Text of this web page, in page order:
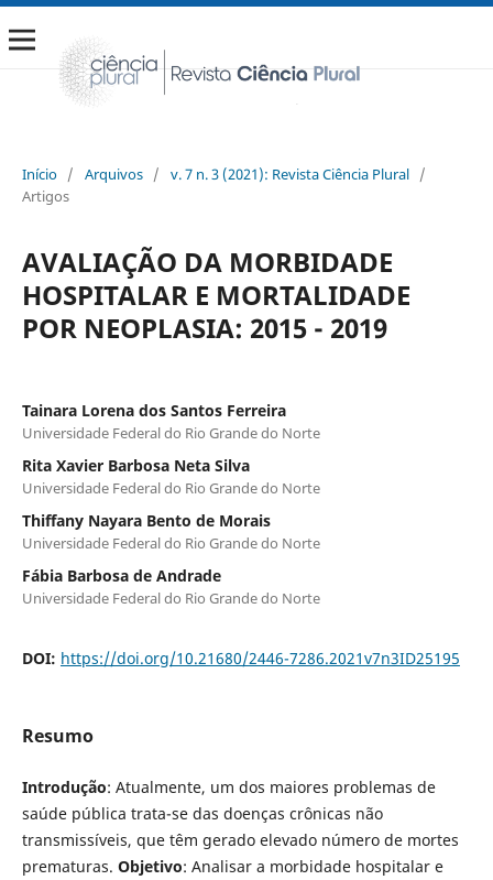
Início / Arquivos / v. 7 n. 3 (2021): Revista Ciência Plural /
Artigos
AVALIAÇÃO DA MORBIDADE
HOSPITALAR E MORTALIDADE
POR NEOPLASIA: 2015 - 2019
Tainara Lorena dos Santos Ferreira
Universidade Federal do Rio Grande do Norte
Rita Xavier Barbosa Neta Silva
Universidade Federal do Rio Grande do Norte
Thiffany Nayara Bento de Morais
Universidade Federal do Rio Grande do Norte
Fábia Barbosa de Andrade
Universidade Federal do Rio Grande do Norte
DOI: https://doi.org/10.21680/2446-7286.2021v7n3ID25195
Resumo
Introdução: Atualmente, um dos maiores problemas de
saúde pública trata-se das doenças crônicas não
transmissíveis, que têm gerado elevado número de mortes
prematuras. Objetivo: Analisar a morbidade hospitalar e